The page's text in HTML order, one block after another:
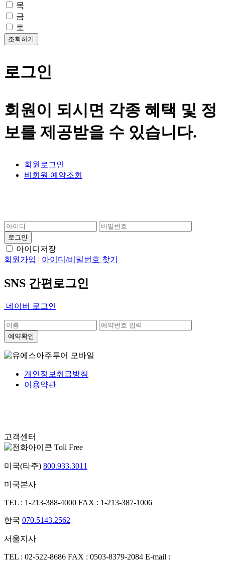
목
금
토
로그인
회원이 되시면 각종 혜택 및 정
보를 제공받을 수 있습니다.
회원로그인
비회원 예약조회
아이디저장
회원가입 | 아이디/비밀번호 찾기
SNS 간편로그인
네이버 로그인
개인정보취급방침
이용약관
고객센터
Toll Free
미국(타주) 800.933.3011
미국본사
TEL : 1-213-388-4000 FAX : 1-213-387-1006
한국 070.5143.2562
서울지사
TEL : 02-522-8686 FAX : 0503-8379-2084 E-mail :